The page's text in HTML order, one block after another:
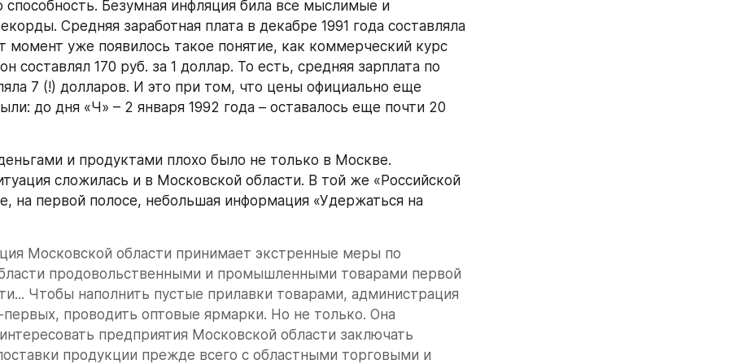
способность. Безумная инфляция била все мыслимые и
Средняя заработная плата в декабре 1991 года составляла
момент уже появилось такое понятие, как коммерческий курс
составлял 170 руб. за 1 доллар. То есть, средняя зарплата по
7 (!) долларов. И это при том, что цены официально еще
до дня «Ч» – 2 января 1992 года – оставалось еще почти 20
и продуктами плохо было не только в Москве.
сложилась и в Московской области. В той же «Российской
на первой полосе, небольшая информация «Удержаться на
Московской области принимает экстренные меры по
продовольственными и промышленными товарами первой
Чтобы наполнить пустые прилавки товарами, администрация
проводить оптовые ярмарки. Но не только. Она
предприятия Московской области заключать
продукции прежде всего с областными торговыми и